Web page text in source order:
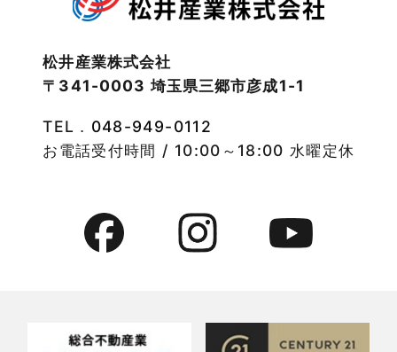
注文住宅施工事例
物件検索
物件特集
竹ノ塚店-ブログ
貸倉庫・その他
2022年9月
2022年8月
2022年6月
松井産業株式会社
〒341-0003 埼玉県三郷市彦成1-1
TEL． 048-949-0112
お電話受付時間 / 10:00～18:00 水曜定休